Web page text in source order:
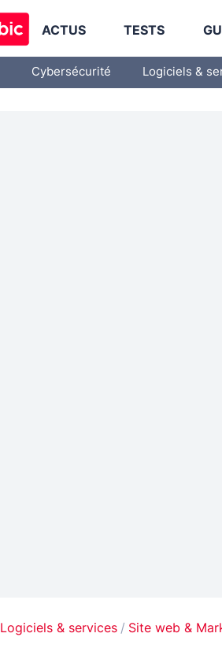
ACTUS TESTS
Cybersécurité Logiciels &
Logiciels & services Site web &